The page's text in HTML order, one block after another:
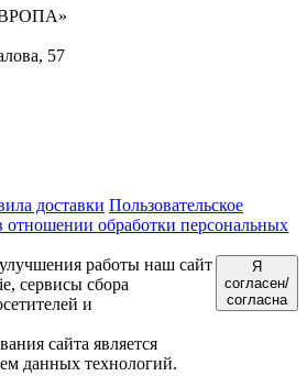
57
доставки Пользовательское
отношении обработки персональных
работы наш сайт
сервисы сбора
и
сайта является
данных технологий.
Я
согласен/
согласна